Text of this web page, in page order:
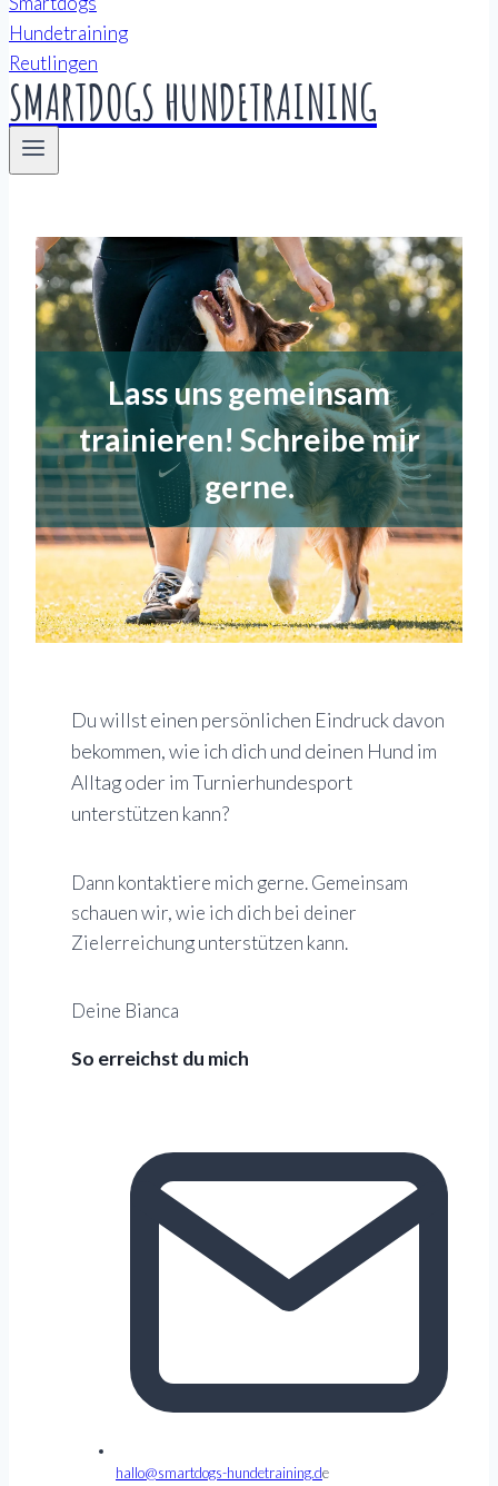
SMARTDOGS HUNDETRAINING
Lass uns gemeinsam
trainieren! Schreibe mir
gerne.
Du willst einen persönlichen Eindruck davon
bekommen, wie ich dich und deinen Hund im
Alltag oder im Turnierhundesport
unterstützen kann?
Dann kontaktiere mich gerne. Gemeinsam
schauen wir, wie ich dich bei deiner
Zielerreichung unterstützen kann.
Deine Bianca
So erreichst du mich
hallo@smartdogs-hundetraining.de